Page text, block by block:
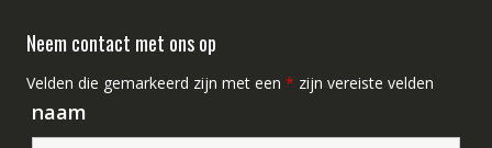
Neem contact met ons op
Velden die gemarkeerd zijn met een * zijn vereiste velden
naam